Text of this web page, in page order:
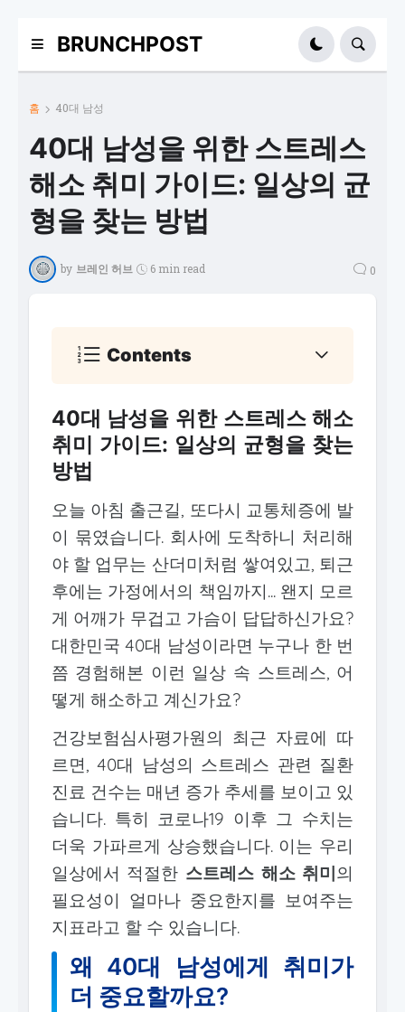
BRUNCHPOST
홈 40대 남성
40대 남성을 위한 스트레스
해소 취미 가이드: 일상의 균
형을 찾는 방법
by 브레인 허브 6 min read 0
Contents
40대 남성을 위한 스트레스 해소
취미 가이드: 일상의 균형을 찾는
방법
오늘 아침 출근길, 또다시 교통체증에 발
이 묶였습니다. 회사에 도착하니 처리해
야 할 업무는 산더미처럼 쌓여있고, 퇴근
후에는 가정에서의 책임까지... 왠지 모르
게 어깨가 무겁고 가슴이 답답하신가요?
대한민국 40대 남성이라면 누구나 한 번
쯤 경험해본 이런 일상 속 스트레스, 어
떻게 해소하고 계신가요?
건강보험심사평가원의 최근 자료에 따
르면, 40대 남성의 스트레스 관련 질환
진료 건수는 매년 증가 추세를 보이고 있
습니다. 특히 코로나19 이후 그 수치는
더욱 가파르게 상승했습니다. 이는 우리
일상에서 적절한 스트레스 해소 취미의
필요성이 얼마나 중요한지를 보여주는
지표라고 할 수 있습니다.
왜 40대 남성에게 취미가
더 중요할까요?